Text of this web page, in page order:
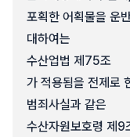
포획한 어획물을 운
대하여는
수산업법 제75조
가 적용됨을 전제로
범죄사실과 같은
수산자원보호령 제9